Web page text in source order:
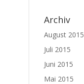
Archiv
August 2015
Juli 2015
Juni 2015
Mai 2015